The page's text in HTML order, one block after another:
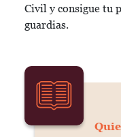
Civil y consigue tu
guardias.